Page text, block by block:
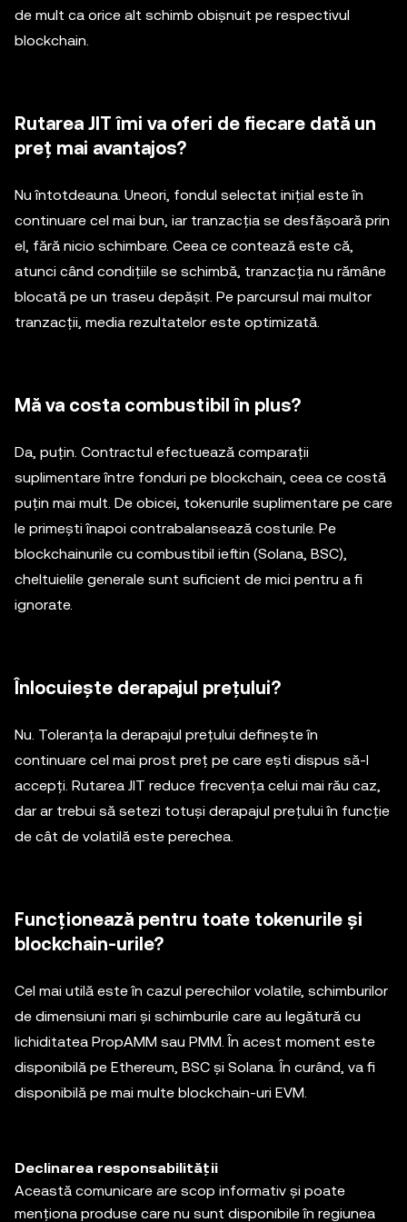
de mult ca orice alt schimb obișnuit pe respectivul
blockchain.
Rutarea JIT îmi va oferi de fiecare dată un
preț mai avantajos?
Nu întotdeauna. Uneori, fondul selectat inițial este în
continuare cel mai bun, iar tranzacția se desfășoară prin
el, fără nicio schimbare. Ceea ce contează este că,
atunci când condițiile se schimbă, tranzacția nu rămâne
blocată pe un traseu depășit. Pe parcursul mai multor
tranzacții, media rezultatelor este optimizată.
Mă va costa combustibil în plus?
Da, puțin. Contractul efectuează comparații
suplimentare între fonduri pe blockchain, ceea ce costă
puțin mai mult. De obicei, tokenurile suplimentare pe care
le primești înapoi contrabalansează costurile. Pe
blockchainurile cu combustibil ieftin (Solana, BSC),
cheltuielile generale sunt suficient de mici pentru a fi
ignorate.
Înlocuiește derapajul prețului?
Nu. Toleranța la derapajul prețului definește în
continuare cel mai prost preț pe care ești dispus să-l
accepți. Rutarea JIT reduce frecvența celui mai rău caz,
dar ar trebui să setezi totuși derapajul prețului în funcție
de cât de volatilă este perechea.
Funcționează pentru toate tokenurile și
blockchain-urile?
Cel mai utilă este în cazul perechilor volatile, schimburilor
de dimensiuni mari și schimburile care au legătură cu
lichiditatea PropAMM sau PMM. În acest moment este
disponibilă pe Ethereum, BSC și Solana. În curând, va fi
disponibilă pe mai multe blockchain-uri EVM.
Declinarea responsabilității
Această comunicare are scop informativ și poate
menționa produse care nu sunt disponibile în regiunea